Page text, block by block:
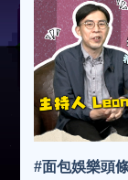
#面包娛樂頭